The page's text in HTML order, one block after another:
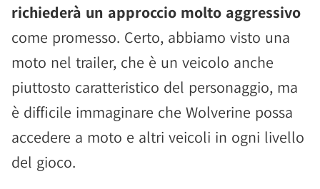
richiederà un approccio molto aggressivo
come promesso. Certo, abbiamo visto una
moto nel trailer, che è un veicolo anche
piuttosto caratteristico del personaggio, ma
è difficile immaginare che Wolverine possa
accedere a moto e altri veicoli in ogni livello
del gioco.